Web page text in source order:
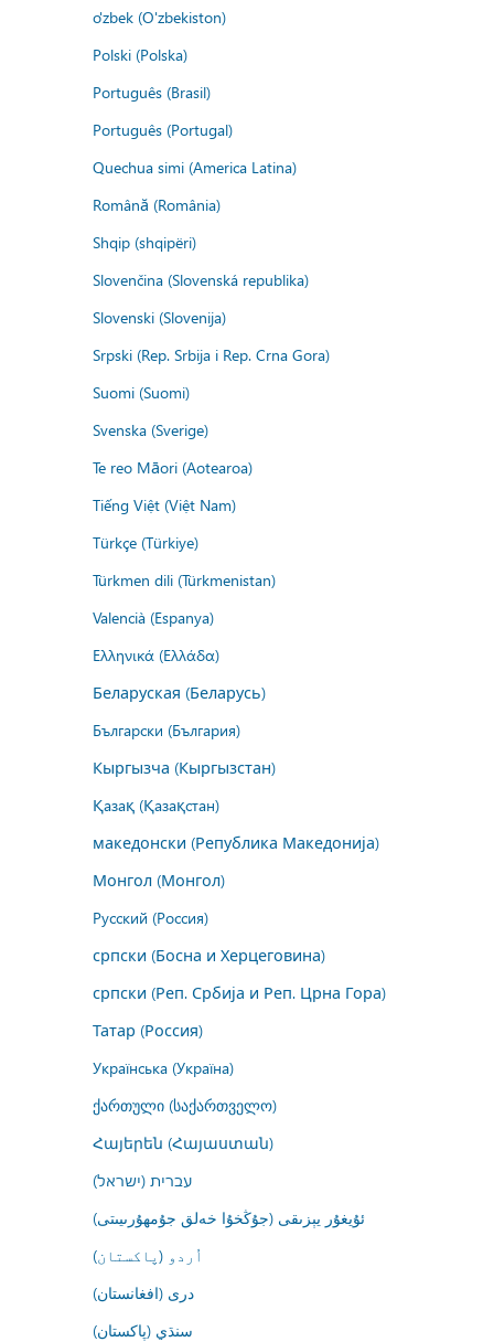
o'zbek (O'zbekiston)
Polski (Polska)
Português (Brasil)
Português (Portugal)
Quechua simi (America Latina)
Română (România)
Shqip (shqipëri)
Slovenčina (Slovenská republika)
Slovenski (Slovenija)
Srpski (Rep. Srbija i Rep. Crna Gora)
Suomi (Suomi)
Svenska (Sverige)
Te reo Māori (Aotearoa)
Tiếng Việt (Việt Nam)
Türkçe (Türkiye)
Türkmen dili (Türkmenistan)
Valencià (Espanya)
Ελληνικά (Ελλάδα)
Беларуская (Беларусь)
Български (България)
Кыргызча (Кыргызстан)
Қазақ (Қазақстан)
македонски (Република Македонија)
Монгол (Монгол)
Русский (Россия)
српски (Босна и Херцеговина)
српски (Реп. Србија и Реп. Црна Гора)
Татар (Россия)
Українська (Україна)
ქართული (საქართველო)
Հայերեն (Հայաստան)
עברית (ישראל)
ئۇيغۇر يېزىقى (جۇڭخۇا خەلق جۇمھۇرىيىتى)
اُردو (پاکستان)
درى (افغانستان)
سنڌي (پاکستان)